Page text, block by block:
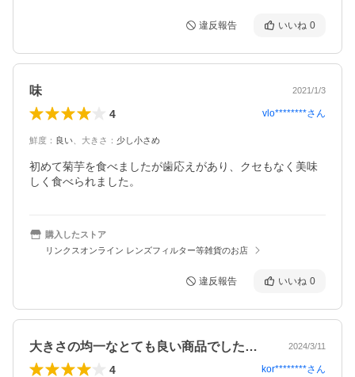
違反報告 いいね 0
味 2021/1/3
4 vlo********さん
鮮度 ： 良い 大きさ ： 少し小さめ
初めて菊芋を食べましたが歯応えがあり、クセもなく美味
しく食べられました。
購入したストア
リンクスオンライン レンズフィルター等雑貨のお店
違反報告 いいね 0
大きさの均一なとても良い商品でした、ま… 2024/3/11
4 kor********さん